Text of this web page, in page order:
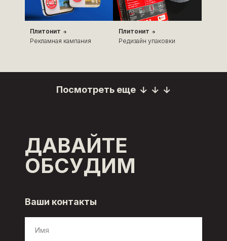
Плитонит
Рекламная кампания
Плитонит
Редизайн упаковки
Посмотреть еще
Посмотреть еще
ДАВАЙТЕ
ОБСУДИМ
Ваши контакты